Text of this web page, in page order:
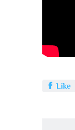
ir
Like